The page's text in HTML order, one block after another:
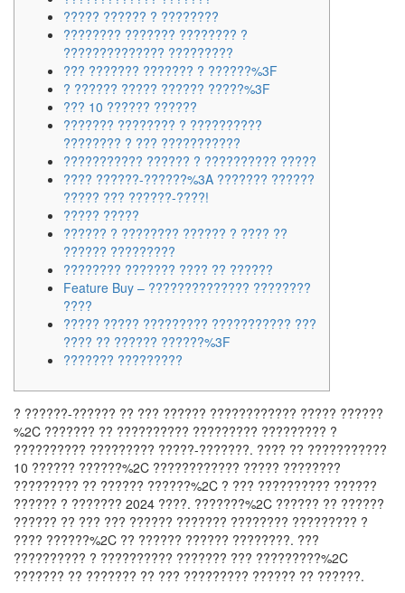
????? ?????? ? ????????
???????? ??????? ???????? ?
?????????????? ?????????
??? ??????? ??????? ? ??????%3F
? ?????? ????? ?????? ?????%3F
??? 10 ?????? ??????
??????? ???????? ? ??????????
???????? ? ??? ???????????
??????????? ?????? ? ?????????? ?????
???? ??????-??????%3A ??????? ??????
????? ??? ??????-????!
????? ?????
?????? ? ???????? ?????? ? ???? ??
?????? ?????????
???????? ??????? ???? ?? ??????
Feature Buy – ?????????????? ????????
????
????? ????? ????????? ??????????? ???
???? ?? ?????? ??????%3F
??????? ?????????
? ??????-?????? ?? ??? ?????? ???????????? ????? ??????
%2C ??????? ?? ?????????? ????????? ????????? ?
?????????? ????????? ?????-???????. ???? ?? ???????????
10 ?????? ??????%2C ???????????? ????? ????????
????????? ?? ?????? ??????%2C ? ??? ?????????? ??????
?????? ? ??????? 2024 ????. ???????%2C ?????? ?? ??????
?????? ?? ??? ??? ?????? ??????? ???????? ????????? ?
???? ??????%2C ?? ?????? ?????? ????????. ???
?????????? ? ?????????? ??????? ??? ?????????%2C
??????? ?? ??????? ?? ??? ????????? ?????? ?? ??????.